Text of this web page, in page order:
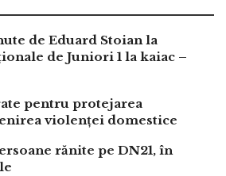
de Eduard Stoian la
de Juniori 1 la kaiac –
pentru protejarea
violenței domestice
rănite pe DN21, în